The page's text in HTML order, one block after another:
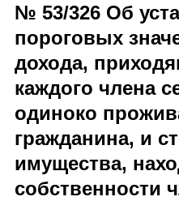
№ 53/326 Об
пороговых
дохода,
каждого члена
одиноко
гражданина, и
имущества,
собственности